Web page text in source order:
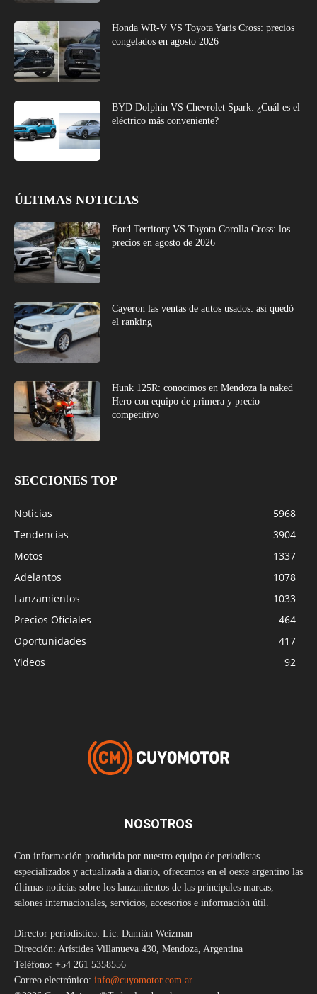
Honda WR-V VS Toyota Yaris Cross: precios
congelados en agosto 2026
BYD Dolphin VS Chevrolet Spark: ¿Cuál es el
eléctrico más conveniente?
ÚLTIMAS NOTICIAS
Ford Territory VS Toyota Corolla Cross: los
precios en agosto de 2026
Cayeron las ventas de autos usados: así quedó
el ranking
Hunk 125R: conocimos en Mendoza la naked
Hero con equipo de primera y precio
competitivo
SECCIONES TOP
Noticias
5968
Tendencias
3904
Motos
1337
Adelantos
1078
Lanzamientos
1033
Precios Oficiales
464
Oportunidades
417
Videos
92
NOSOTROS
Con información producida por nuestro equipo de periodistas
especializados y actualizada a diario, ofrecemos en el oeste argentino las
últimas noticias sobre los lanzamientos de las principales marcas,
salones internacionales, servicios, accesorios e información útil.
Director periodístico: Lic. Damián Weizman
Dirección: Arístides Villanueva 430, Mendoza, Argentina
Teléfono: +54 261 5358556
Correo electrónico: info@cuyomotor.com.ar